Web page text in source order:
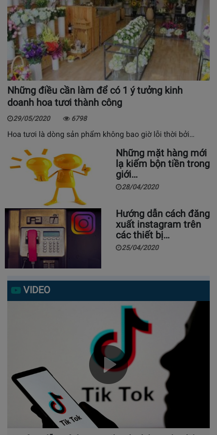
Những điều cần làm để có 1 ý tưởng kinh
doanh hoa tươi thành công
29/05/2020 6798
Hoa tươi là dòng sản phẩm không bao giờ lỗi thời bởi…
Những mặt hàng mới
lạ kiếm bộn tiền trong
giới…
28/04/2020
Hướng dẫn cách đăng
xuất instagram trên
các thiết bị…
25/04/2020
VIDEO